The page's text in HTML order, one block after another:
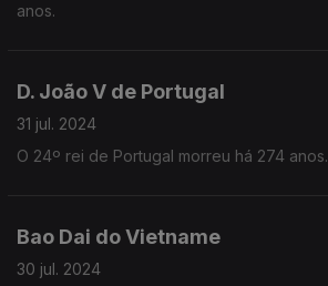
anos.
D. João V de Portugal
31 jul. 2024
O 24º rei de Portugal morreu há 274 anos.
Bao Dai do Vietname
30 jul. 2024